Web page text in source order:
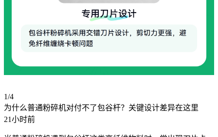
1/4
为什么普通粉碎机对付不了包谷杆？关键设计差异在这里
21小时前